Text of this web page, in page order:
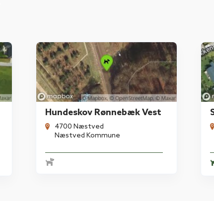
Hundeskov Rønnebæk Vest
4700 Næstved
Næstved Kommune